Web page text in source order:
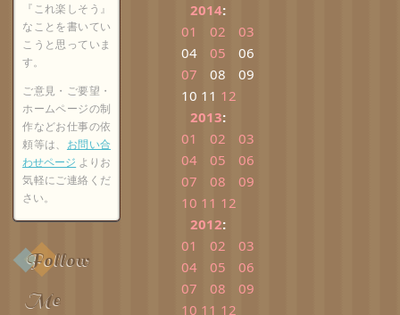
『これ楽しそう』
なことを書いてい
こうと思っていま
す。
ご意見・ご要望・
ホームページの制
作などお仕事の依
頼等は、 お問い合
わせページ よりお
気軽にご連絡くだ
さい。
Follow
Me
2014:
01
02
03
04
05
06
07
08
09
10 11 12
2013:
01
02
03
04
05
06
07
08
09
10 11 12
2012:
01
02
03
04
05
06
07
08
09
10 11 12